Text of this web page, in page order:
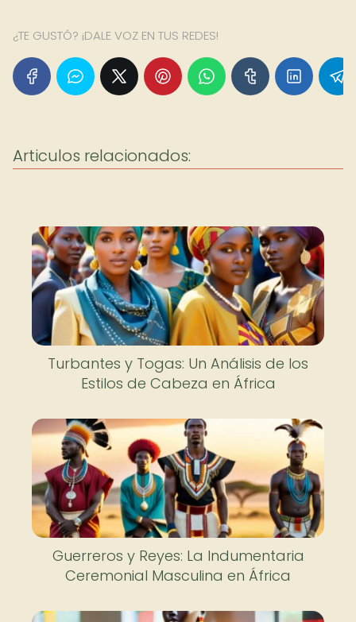
¿TE GUSTÓ? ¡DALE VOZ EN TUS REDES!
Articulos relacionados:
Turbantes y Togas: Un Análisis de los
Estilos de Cabeza en África
Guerreros y Reyes: La Indumentaria
Ceremonial Masculina en África